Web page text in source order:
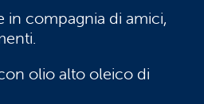
in compagnia di amici,
olio alto oleico di